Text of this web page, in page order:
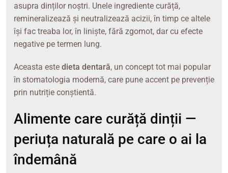
asupra dinților noștri. Unele ingrediente curăță,
remineralizează și neutralizează acizii, în timp ce altele
își fac treaba lor, în liniște, fără zgomot, dar cu efecte
negative pe termen lung.
Aceasta este dieta dentară, un concept tot mai popular
în stomatologia modernă, care pune accent pe prevenție
prin nutriție conștientă.
Alimente care curăță dinții —
periuța naturală pe care o ai la
îndemână